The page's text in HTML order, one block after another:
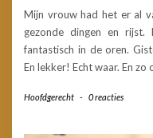
Mijn vrouw had het er al
gezonde dingen en
fantastisch in de oren.
En lekker! Echt waar. En
Hoofdgerecht - 0 reacties